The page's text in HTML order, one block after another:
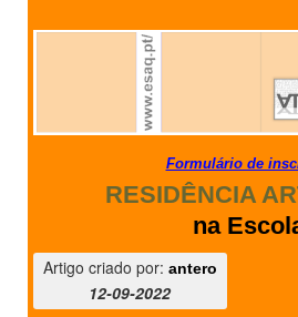
Formulário de
RESIDÊNCIA
na
Artigo criado por: antero
12-09-2022